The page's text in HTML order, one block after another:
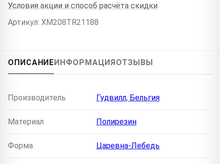
Условия акции и способ расчёта скидки
Артикул: XM208TR21188
ОПИСАНИЕИНФОРМАЦИЯОТЗЫВЫ
Производитель Гудвилл, Бельгия
Материал Полирезин
Форма Царевна-Лебедь